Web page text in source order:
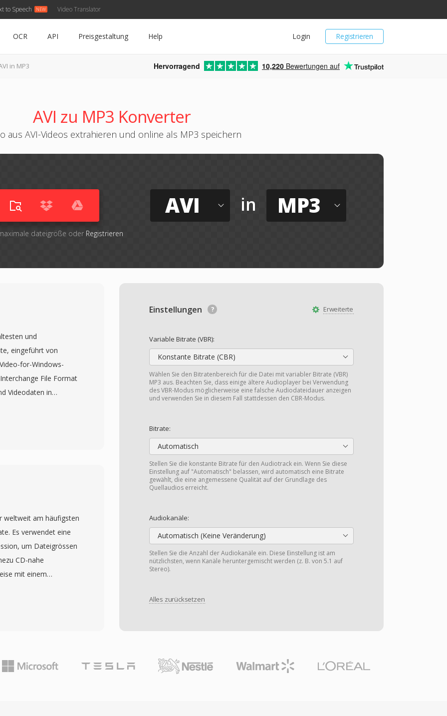
to Speech Video Translator
Registrieren
Login
OCR API Preisgestaltung Help
in MP3 Hervorragend 10,220 Bewertungen auf
AVI zu MP3 Konverter
aus AVI-Videos extrahieren und online als MP3 speichern
dateigröße oder Registrieren
AVI in MP3
Erweiterte
Einstellungen
Variable Bitrate (VBR):
Konstante Bitrate (CBR)
Wählen Sie den Bitratenbereich für die Datei mit variabler Bitrate (VBR)
MP3 aus. Beachten Sie, dass einige ältere Audioplayer bei Verwendung
des VBR-Modus möglicherweise eine falsche Audiodateidauer anzeigen
und verwenden Sie in diesem Fall stattdessen den CBR-Modus.
Bitrate:
Automatisch
Stellen Sie die konstante Bitrate für den Audiotrack ein. Wenn Sie diese
Einstellung auf "Automatisch" belassen, wird automatisch eine Bitrate
gewählt, die eine angemessene Qualität auf der Grundlage des
Quellaudios erreicht.
Audiokanäle:
Automatisch (Keine Veränderung)
Stellen Sie die Anzahl der Audiokanäle ein. Diese Einstellung ist am
nützlichsten, wenn Kanäle heruntergemischt werden (z. B. von 5.1 auf
Stereo).
Alles zurücksetzen
und
eingeführt von
for-Windows-
File Format
Videodaten in
ohne
einfach
komplexeren
mehrere Audiospuren,
Datei ermöglicht. Die
darunter
und
oder
und wird von
gängigen
weltweit am häufigsten
Es verwendet eine
um Dateigrössen
CD-nahe
mit einem
von der Fraunhofer-
breite